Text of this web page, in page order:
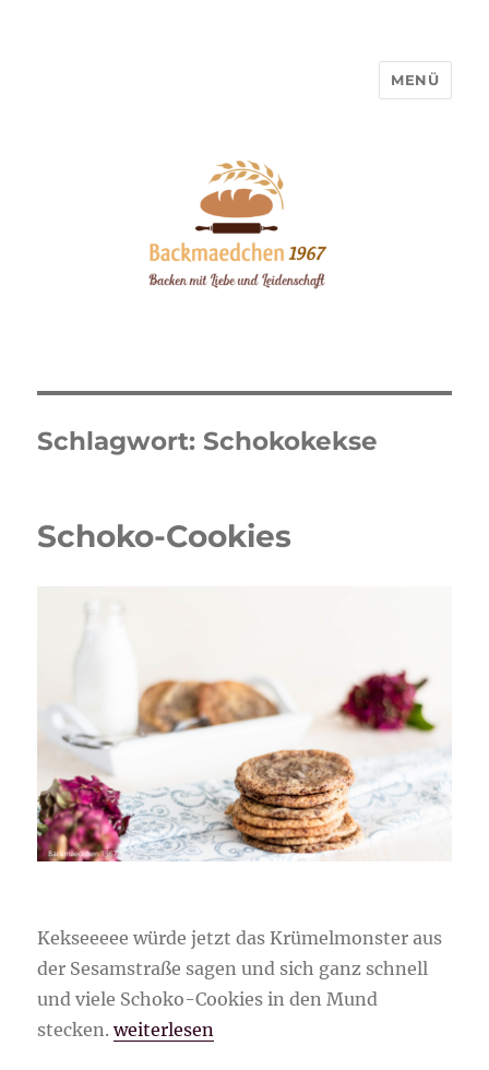
MENÜ
Schlagwort: Schokokekse
Schoko-Cookies
Kekseeeee würde jetzt das Krümelmonster aus
der Sesamstraße sagen und sich ganz schnell
und viele Schoko-Cookies in den Mund
stecken.„Schoko-Cookies“
weiterlesen